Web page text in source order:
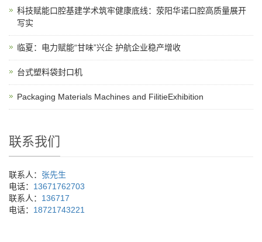
科技赋能口腔基建学术筑牢健康底线：荥阳华诺口腔高质量展开
写实
临夏：电力赋能“甘味”兴企 护航企业稳产增收
台式塑料袋封口机
Packaging Materials Machines and FilitieExhibition
联系我们
联系人： 张先生
电话： 13671762703
联系人： 136717
电话： 18721743221